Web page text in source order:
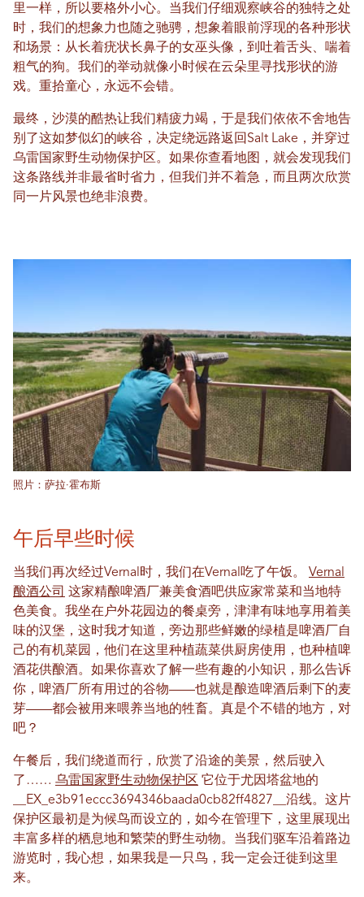
里一样，所以要格外小心。当我们仔细观察峡谷的独特之处
时，我们的想象力也随之驰骋，想象着眼前浮现的各种形状
和场景：从长着疣状长鼻子的女巫头像，到吐着舌头、喘着
粗气的狗。我们的举动就像小时候在云朵里寻找形状的游
戏。重拾童心，永远不会错。
最终，沙漠的酷热让我们精疲力竭，于是我们依依不舍地告
别了这如梦似幻的峡谷，决定绕远路返回Salt Lake，并穿过
乌雷国家野生动物保护区。如果你查看地图，就会发现我们
这条路线并非最省时省力，但我们并不着急，而且两次欣赏
同一片风景也绝非浪费。
照片：萨拉·霍布斯
午后早些时候
当我们再次经过Vernal时，我们在Vernal吃了午饭。 Vernal
酿酒公司 这家精酿啤酒厂兼美食酒吧供应家常菜和当地特
色美食。我坐在户外花园边的餐桌旁，津津有味地享用着美
味的汉堡，这时我才知道，旁边那些鲜嫩的绿植是啤酒厂自
己的有机菜园，他们在这里种植蔬菜供厨房使用，也种植啤
酒花供酿酒。如果你喜欢了解一些有趣的小知识，那么告诉
你，啤酒厂所有用过的谷物——也就是酿造啤酒后剩下的麦
芽——都会被用来喂养当地的牲畜。真是个不错的地方，对
吧？
午餐后，我们绕道而行，欣赏了沿途的美景，然后驶入
了…… 乌雷国家野生动物保护区 它位于尤因塔盆地的
__EX_e3b91eccc3694346baada0cb8​​2ff4827__沿线。这片
保护区最初是为候鸟而设立的，如今在管理下，这里展现出
丰富多样的栖息地和繁荣的野生动物。当我们驱车沿着路边
游览时，我心想，如果我是一只鸟，我一定会迁徙到这里
来。